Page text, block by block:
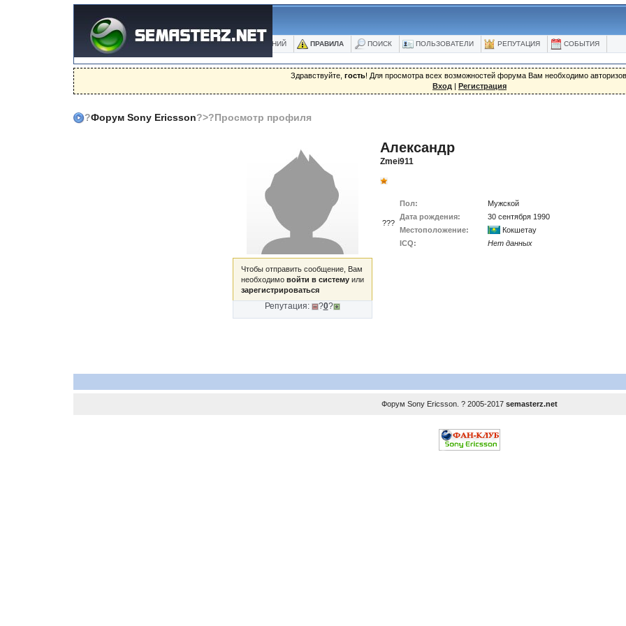
ФОРУМ БЛОГИ ФОТО БАЗА ЗНАНИЙ ПРАВИЛА ПОИСК ПОЛЬЗОВАТЕЛИ РЕПУТАЦИЯ СОБЫТИЯ
Здравствуйте, гость! Для просмотра всех возможностей форума Вам необходимо
Вход | Регистрация
?Форум Sony Ericsson?>?Просмотр профиля
Чтобы отправить сообщение, Вам
необходимо войти в системуили
зарегистрироваться
Репутация: ?0?
Александр
Zmei911
???
Пол:
Мужской
Дата рождения:
30 сентября 1990
Местоположение:
Кокшетау
ICQ:
Нет данных
Форум Sony Ericsson . ? 2005-2017 semasterz.net